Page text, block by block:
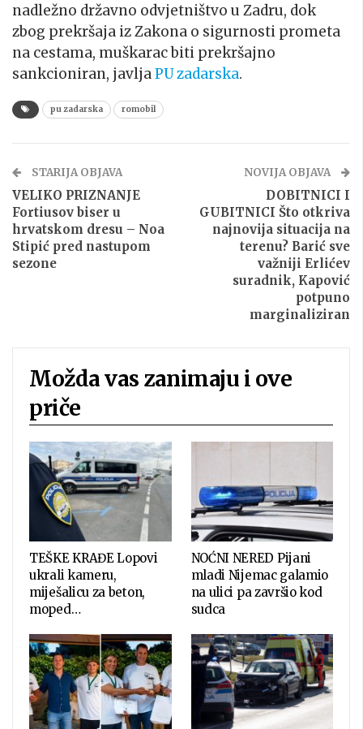
nadležno državno odvjetništvo u Zadru, dok
zbog prekršaja iz Zakona o sigurnosti prometa
na cestama, muškarac biti prekršajno
sankcioniran, javljaPU zadarska.
pu zadarska romobil
STARIJA OBJAVA
VELIKO PRIZNANJE
Fortiusov biser u
hrvatskom dresu – Noa
Stipić pred nastupom
sezone
NOVIJA OBJAVA
DOBITNICI I
GUBITNICI Što otkriva
najnovija situacija na
terenu? Barić sve
važniji Erlićev
suradnik, Kapović
potpuno
marginaliziran
Možda vas zanimaju i ove
priče
TEŠKE KRAĐE Lopovi
ukrali kameru,
miješalicu za beton,
moped…
NOĆNI NERED Pijani
mladi Nijemac galamio
na ulici pa završio kod
sudca